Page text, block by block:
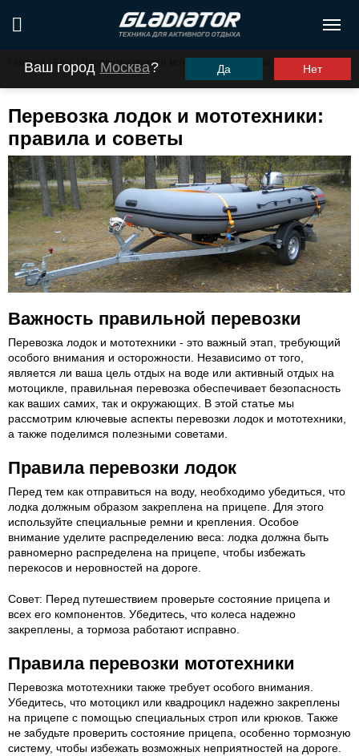
Ваш город Москва? Да Нет
Главная Блог / Перевозка лодок и мототехники: правила и советы
Перевозка лодок и мототехники:
правила и советы
Важность правильной перевозки
Перевозка лодок и мототехники - это важный этап, требующий
особого внимания и осторожности. Независимо от того,
является ли ваша цель отдых на воде или активный отдых на
мотоцикле, правильная перевозка обеспечивает безопасность
как ваших самих, так и окружающих. В этой статье мы
рассмотрим ключевые аспекты перевозки лодок и мототехники,
а также поделимся полезными советами.
Правила перевозки лодок
Перед тем как отправиться на воду, необходимо убедиться, что
лодка должным образом закреплена на прицепе. Для этого
используйте специальные ремни и крепления. Особое
внимание уделите распределению веса: лодка должна быть
равномерно распределена на прицепе, чтобы избежать
перекосов и неровностей на дороге.
Совет: Перед путешествием проверьте состояние прицепа и
всех его компонентов. Убедитесь, что колеса надежно
закреплены, а тормоза работают исправно.
Правила перевозки мототехники
Перевозка мототехники также требует особого внимания.
Убедитесь, что мотоцикл или квадроцикл надежно закреплены
на прицепе с помощью специальных строп или крюков. Также
не забудьте проверить состояние прицепа, особенно тормозную
систему, чтобы избежать возможных неприятностей на дороге.